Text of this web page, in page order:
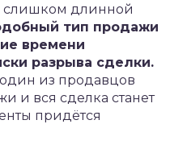
слишком длинной
тип продажи
времени
разрыва сделки.
из продавцов
и вся сделка станет
придётся